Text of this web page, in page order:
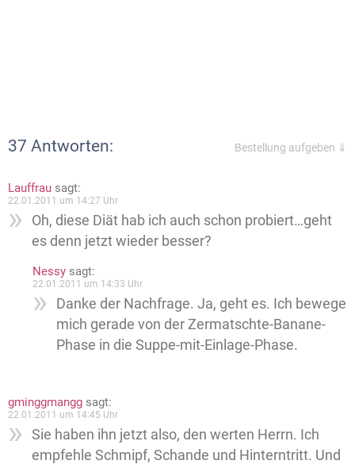
37 Antworten: Bestellung aufgeben ⇓
Lauffrau sagt:
22.01.2011 um 14:27 Uhr
Oh, diese Diät hab ich auch schon probiert…geht
es denn jetzt wieder besser?
Nessy sagt:
22.01.2011 um 14:33 Uhr
Danke der Nachfrage. Ja, geht es. Ich bewege
mich gerade von der Zermatschte-Banane-
Phase in die Suppe-mit-Einlage-Phase.
gminggmangg sagt:
22.01.2011 um 14:45 Uhr
Sie haben ihn jetzt also, den werten Herrn. Ich
empfehle Schmipf, Schande und Hinterntritt. Und